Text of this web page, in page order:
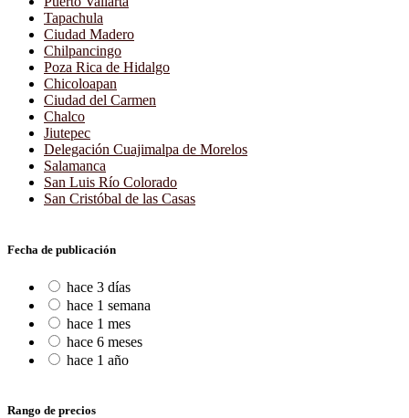
Tapachula
Ciudad Madero
Chilpancingo
Poza Rica de Hidalgo
Chicoloapan
Ciudad del Carmen
Chalco
Jiutepec
Delegación Cuajimalpa de Morelos
Salamanca
San Luis Río Colorado
San Cristóbal de las Casas
Fecha de publicación
hace 3 días
hace 1 semana
hace 1 mes
hace 6 meses
hace 1 año
Rango de precios